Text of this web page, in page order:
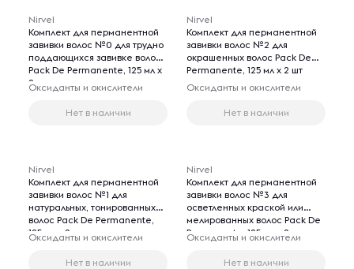
Nirvel
Комплект для перманентной
завивки волос №0 для трудно
поддающихся завивке волос
Pack De Permanente, 125 мл х
2 шт
Оксиданты и окислители
Нет в наличии
Nirvel
Комплект для перманентной
завивки волос №2 для
окрашенных волос Pack De
Permanente, 125 мл х 2 шт
Оксиданты и окислители
Нет в наличии
Nirvel
Комплект для перманентной
завивки волос №1 для
натуральных, тонированных
волос Pack De Permanente,
125 мл х 2 шт
Оксиданты и окислители
Нет в наличии
Nirvel
Комплект для перманентной
завивки волос №3 для
осветленных краской или
мелированных волос Pack De
Permanente, 125 мл х 2 шт
Оксиданты и окислители
Нет в наличии